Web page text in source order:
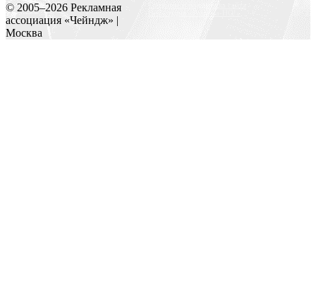
© 2005–2026 Рекламная
ассоциация «Чейндж» |
Москва